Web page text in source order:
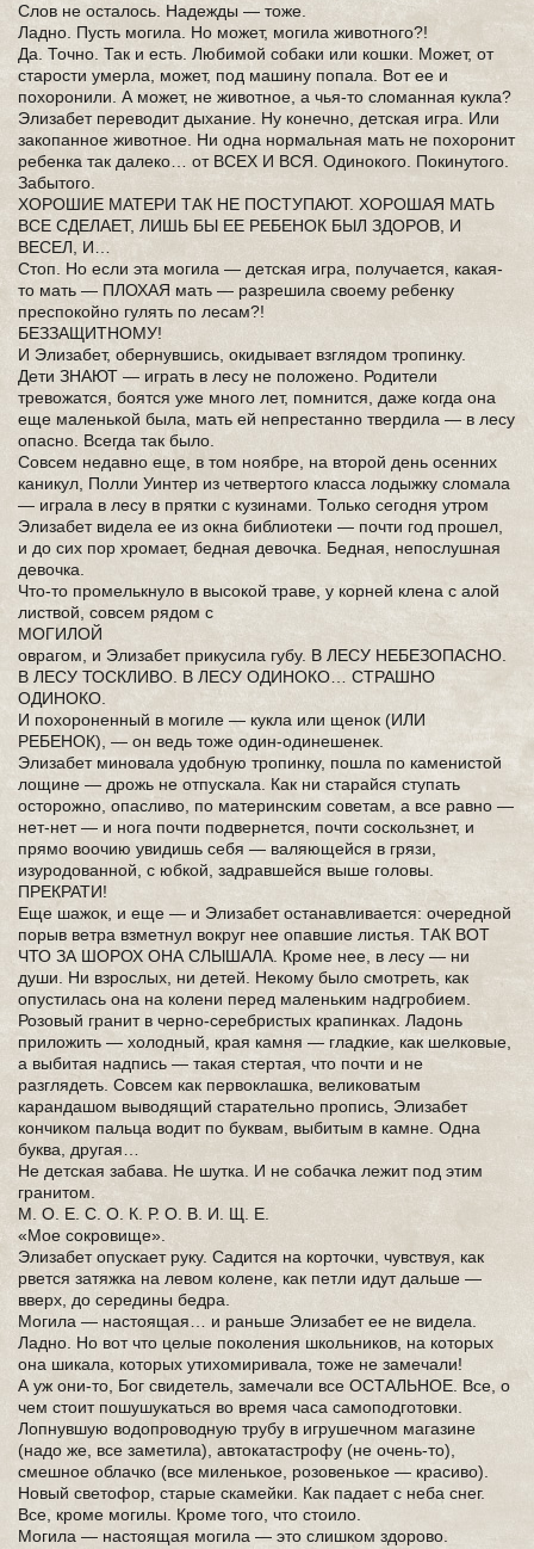
Слов не осталось. Надежды — тоже.
Ладно. Пусть могила. Но может, могила животного?!
Да. Точно. Так и есть. Любимой собаки или кошки. Может, от
старости умерла, может, под машину попала. Вот ее и
похоронили. А может, не животное, а чья-то сломанная кукла?
Элизабет переводит дыхание. Ну конечно, детская игра. Или
закопанное животное. Ни одна нормальная мать не похоронит
ребенка так далеко… от ВСЕХ И ВСЯ. Одинокого. Покинутого.
Забытого.
ХОРОШИЕ МАТЕРИ ТАК НЕ ПОСТУПАЮТ. ХОРОШАЯ МАТЬ
ВСЕ СДЕЛАЕТ, ЛИШЬ БЫ ЕЕ РЕБЕНОК БЫЛ ЗДОРОВ, И
ВЕСЕЛ, И…
Стоп. Но если эта могила — детская игра, получается, какая-
то мать — ПЛОХАЯ мать — разрешила своему ребенку
преспокойно гулять по лесам?!
БЕЗЗАЩИТНОМУ!
И Элизабет, обернувшись, окидывает взглядом тропинку.
Дети ЗНАЮТ — играть в лесу не положено. Родители
тревожатся, боятся уже много лет, помнится, даже когда она
еще маленькой была, мать ей непрестанно твердила — в лесу
опасно. Всегда так было.
Совсем недавно еще, в том ноябре, на второй день осенних
каникул, Полли Уинтер из четвертого класса лодыжку сломала
— играла в лесу в прятки с кузинами. Только сегодня утром
Элизабет видела ее из окна библиотеки — почти год прошел,
и до сих пор хромает, бедная девочка. Бедная, непослушная
девочка.
Что-то промелькнуло в высокой траве, у корней клена с алой
листвой, совсем рядом с
МОГИЛОЙ
оврагом, и Элизабет прикусила губу. В ЛЕСУ НЕБЕЗОПАСНО.
В ЛЕСУ ТОСКЛИВО. В ЛЕСУ ОДИНОКО… СТРАШНО
ОДИНОКО.
И похороненный в могиле — кукла или щенок (ИЛИ
РЕБЕНОК), — он ведь тоже один-одинешенек.
Элизабет миновала удобную тропинку, пошла по каменистой
лощине — дрожь не отпускала. Как ни старайся ступать
осторожно, опасливо, по материнским советам, а все равно —
нет-нет — и нога почти подвернется, почти соскользнет, и
прямо воочию увидишь себя — валяющейся в грязи,
изуродованной, с юбкой, задравшейся выше головы.
ПРЕКРАТИ!
Еще шажок, и еще — и Элизабет останавливается: очередной
порыв ветра взметнул вокруг нее опавшие листья. ТАК ВОТ
ЧТО ЗА ШОРОХ ОНА СЛЫШАЛА. Кроме нее, в лесу — ни
души. Ни взрослых, ни детей. Некому было смотреть, как
опустилась она на колени перед маленьким надгробием.
Розовый гранит в черно-серебристых крапинках. Ладонь
приложить — холодный, края камня — гладкие, как шелковые,
а выбитая надпись — такая стертая, что почти и не
разглядеть. Совсем как первоклашка, великоватым
карандашом выводящий старательно пропись, Элизабет
кончиком пальца водит по буквам, выбитым в камне. Одна
буква, другая…
Не детская забава. Не шутка. И не собачка лежит под этим
гранитом.
М. О. Е. С. О. К. Р. О. В. И. Щ. Е.
«Мое сокровище».
Элизабет опускает руку. Садится на корточки, чувствуя, как
рвется затяжка на левом колене, как петли идут дальше —
вверх, до середины бедра.
Могила — настоящая… и раньше Элизабет ее не видела.
Ладно. Но вот что целые поколения школьников, на которых
она шикала, которых утихомиривала, тоже не замечали!
А уж они-то, Бог свидетель, замечали все ОСТАЛЬНОЕ. Все, о
чем стоит пошушукаться во время часа самоподготовки.
Лопнувшую водопроводную трубу в игрушечном магазине
(надо же, все заметила), автокатастрофу (не очень-то),
смешное облачко (все миленькое, розовенькое — красиво).
Новый светофор, старые скамейки. Как падает с неба снег.
Все, кроме могилы. Кроме того, что стоило.
Могила — настоящая могила — это слишком здорово.